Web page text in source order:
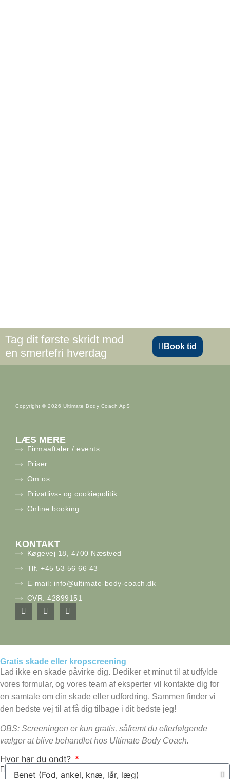
Tag dit første skridt mod
en smertefri hverdag
Book tid
Copyright © 2026 Ultimate Body Coach ApS
LÆS MERE
Firmaaftaler / events
Priser
Om os
Privatlivs- og cookiepolitik
Online booking
KONTAKT
Køgevej 18, 4700 Næstved
Tlf. +45 53 56 66 43
E-mail: info@ultimate-body-coach.dk
CVR: 42899151
Gratis skade eller kropscreening
Lad ikke en skade påvirke dig. Dediker et minut til at udfylde
vores formular, og vores team af eksperter vil kontakte dig for
en samtale om din skade eller udfordring. Sammen finder vi
den bedste vej til at få dig tilbage i dit bedste jeg!
OBS: Screeningen er kun gratis, såfremt du efterfølgende
vælger at blive behandlet hos Ultimate Body Coach.
Hvor har du ondt?